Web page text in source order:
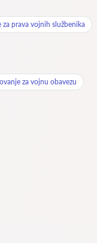
za prava vojnih službenika
za vojnu obavezu